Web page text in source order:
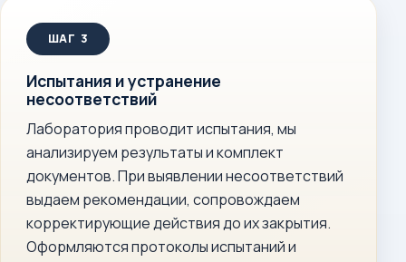
Испытания и устранение
несоответствий
Лаборатория проводит испытания, мы
анализируем результаты и комплект
документов. При выявлении несоответствий
выдаем рекомендации, сопровождаем
корректирующие действия до их закрытия.
Оформляются протоколы испытаний и